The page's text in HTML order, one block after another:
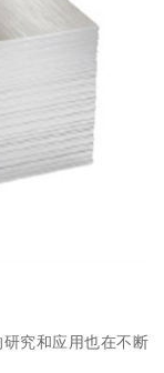
究和应用也在不断